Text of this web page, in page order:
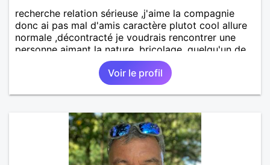
recherche relation sérieuse ,j'aime la compagnie
donc ai pas mal d'amis caractère plutot cool allure
normale ,décontracté je voudrais rencontrer une
personne aimant la nature ,bricolage ,quelqu'un de
simple et naturel à vos claviers mesdames
Voir le profil